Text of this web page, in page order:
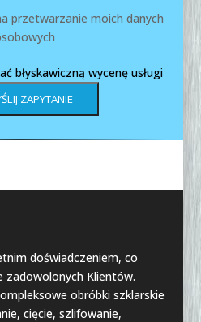
przetwarzanie moich danych
błyskawiczną wycenę usługi
doświadczeniem, co
zadowolonych Klientów.
obróbki szklarskie
cięcie, szlifowanie,